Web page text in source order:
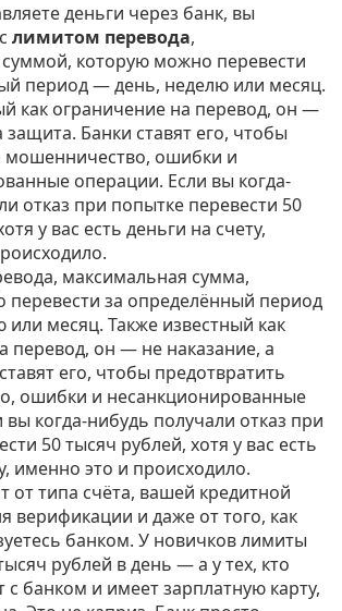
деньги через банк, вы
лимитом перевода,
которую можно перевести
период — день, неделю или месяц.
как ограничение на перевод, он —
защита. Банки ставят его, чтобы
мошенничество, ошибки и
операции. Если вы когда-
отказ при попытке перевести 50
у вас есть деньги на счету,
, максимальная сумма,
за определённый период
или месяц. Также известный как
перевод, он — не наказание, а
его, чтобы предотвратить
ошибки и несанкционированные
когда-нибудь получали отказ при
50 тысяч рублей, хотя у вас есть
именно это и происходило.
от типа счёта, вашей кредитной
верификации и даже от того, как
банком. У новичков лимиты
рублей в день — а у тех, кто
с банком и имеет зарплатную карту,